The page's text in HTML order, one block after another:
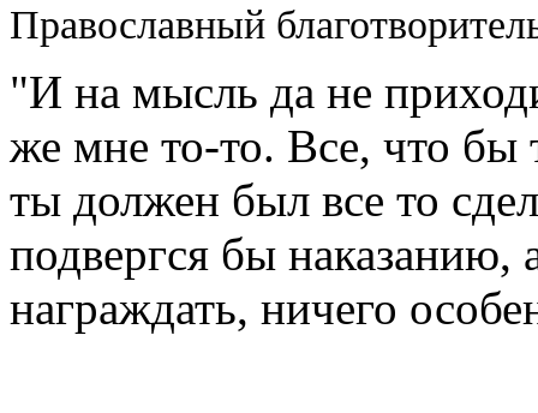
Православный
"И на мысль да не
же мне то-то. Все, что
ты должен был все то
подвергся бы наказанию,
награждать, ничего